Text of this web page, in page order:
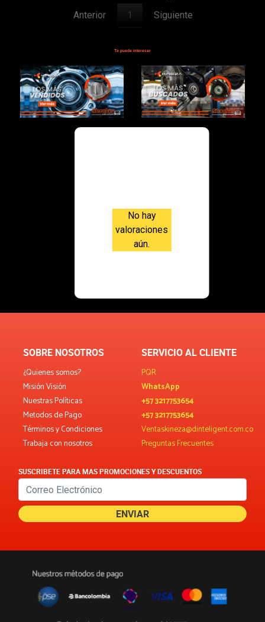
Anterior
1 Siguiente
Te puede interesar
No hay
valoraciones
aún.
SOBRE NOSOTROS
¿Quienes somos?
Misión Visión
Nuestras Políticas
Metodos de Pago
Términos y Condiciones
Trabaja con nosotros
SERVICIO AL CLIENTE
PQR
WhatsApp
+57 3217753654
+57 3217753654
Ventaskineza@dinteligent.com.co
Preguntas Frecuentes
SUSCRIBETE PARA MAS PROMOCIONES Y DESCUENTOS